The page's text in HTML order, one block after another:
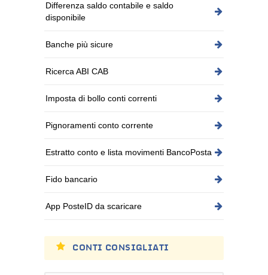
Differenza saldo contabile e saldo
disponibile
Banche più sicure
Ricerca ABI CAB
Imposta di bollo conti correnti
Pignoramenti conto corrente
Estratto conto e lista movimenti BancoPosta
Fido bancario
App PosteID da scaricare
CONTI CONSIGLIATI